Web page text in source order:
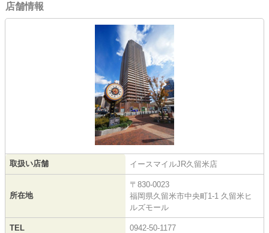
店舗情報
取扱い店舗 イースマイルJR久留米店
所在地
〒830-0023
福岡県久留米市中央町1-1 久留米ヒ
ルズモール
TEL 0942-50-1177